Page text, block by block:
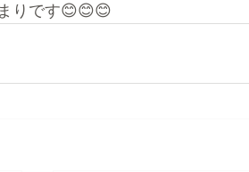
りです😊😊😊